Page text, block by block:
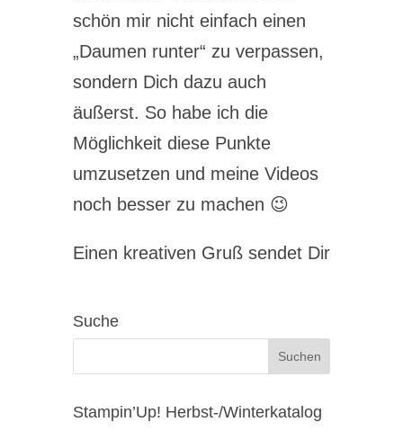
schön mir nicht einfach einen
„Daumen runter“ zu verpassen,
sondern Dich dazu auch
äußerst. So habe ich die
Möglichkeit diese Punkte
umzusetzen und meine Videos
noch besser zu machen 😉
Einen kreativen Gruß sendet Dir
Suche
Stampin’Up! Herbst-/Winterkatalog